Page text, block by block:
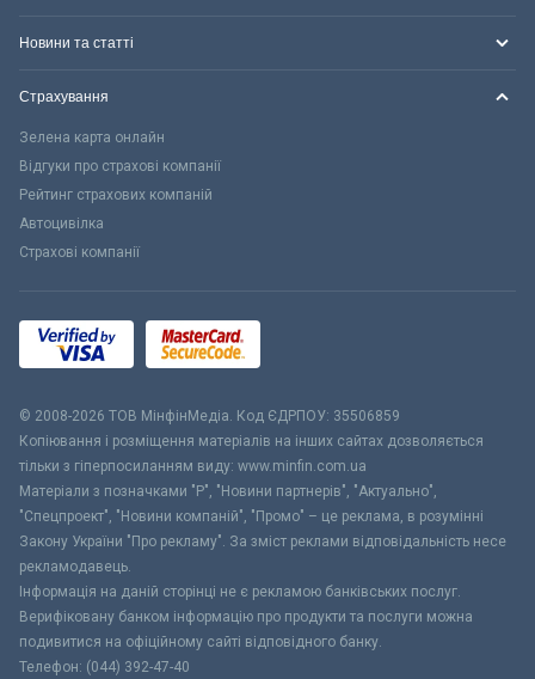
Новини та статті
Страхування
Зелена карта онлайн
Відгуки про страхові компанії
Рейтинг страхових компаній
Автоцивілка
Страхові компанії
© 2008-2026 ТОВ МiнфiнМедiа. Код ЄДРПОУ: 35506859
Копіювання і розміщення матеріалів на інших сайтах дозволяється
тільки з гіперпосиланням виду: www.minfin.com.ua
Матеріали з позначками "Р", "Новини партнерів", "Актуально",
"Спецпроект", "Новини компаній", "Промо" – це реклама, в розумінні
Закону України "Про рекламу". За зміст реклами відповідальність несе
рекламодавець.
Інформація на даній сторінці не є рекламою банківських послуг.
Верифіковану банком інформацію про продукти та послуги можна
подивитися на офіційному сайті відповідного банку.
Телефон: (044) 392-47-40